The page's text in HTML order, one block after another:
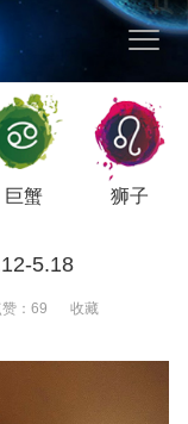
巨蟹 狮子
5.18
： 69 收藏